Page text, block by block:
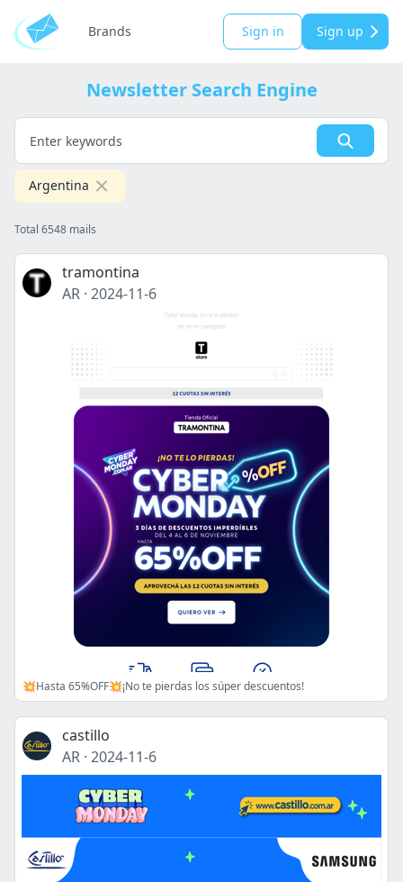
Brands Sign in Sign up
Newsletter Search Engine
Argentina
Total 6548 mails
tramontina
AR · 2024-11-6
💥Hasta 65%OFF💥¡No te pierdas los súper descuentos!
castillo
AR · 2024-11-6